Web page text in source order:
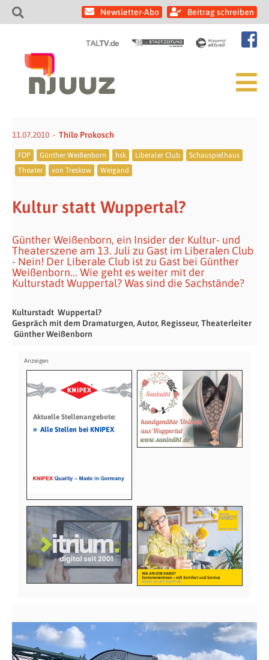
Newsletter-Abo Beitrag schreiben
11.07.2010 Thilo Prokosch
FDP Günther Weißenborn hsk Liberaler Club
Schauspielhaus
Theater
von Treskow Weigand
Kultur statt Wuppertal?
Günther Weißenborn, ein Insider der Kultur- und
Theaterszene am 13. Juli zu Gast im Liberalen Club
- Nein! Der Liberale Club ist zu Gast bei Günther
Weißenborn... Wie geht es weiter mit der
Kulturstadt Wuppertal? Was sind die Sachstände?
Kulturstadt Wuppertal?
Gespräch mit dem Dramaturgen, Autor, Regisseur, Theaterleiter
Günther Weißenborn
Aktuelle Stellenangebote:
» Alle Stellen bei KNIPEX